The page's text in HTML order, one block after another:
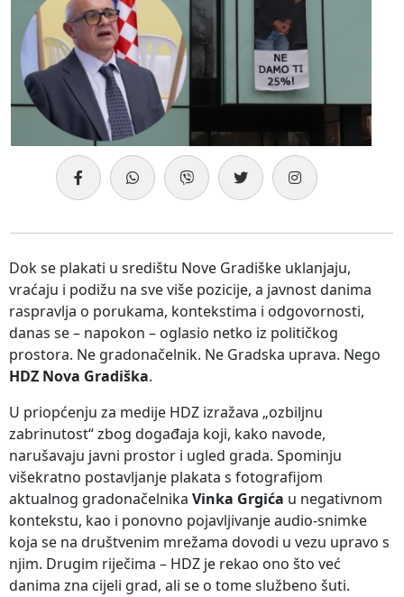
Dok se plakati u središtu Nove Gradiške uklanjaju,
vraćaju i podižu na sve više pozicije, a javnost danima
raspravlja o porukama, kontekstima i odgovornosti,
danas se – napokon – oglasio netko iz političkog
prostora. Ne gradonačelnik. Ne Gradska uprava. Nego
HDZ Nova Gradiška.
U priopćenju za medije HDZ izražava „ozbiljnu
zabrinutost“ zbog događaja koji, kako navode,
narušavaju javni prostor i ugled grada. Spominju
višekratno postavljanje plakata s fotografijom
aktualnog gradonačelnika Vinka Grgića u negativnom
kontekstu, kao i ponovno pojavljivanje audio-snimke
koja se na društvenim mrežama dovodi u vezu upravo s
njim. Drugim riječima – HDZ je rekao ono što već
danima zna cijeli grad, ali se o tome službeno šuti.